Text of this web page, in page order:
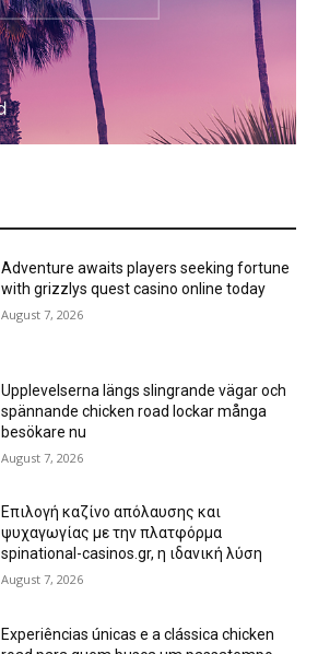
Adventure awaits players seeking fortune
with grizzlys quest casino online today
August 7, 2026
Upplevelserna längs slingrande vägar och
spännande chicken road lockar många
besökare nu
August 7, 2026
Επιλογή καζίνο απόλαυσης και
ψυχαγωγίας με την πλατφόρμα
spinational-casinos.gr, η ιδανική λύση
August 7, 2026
Experiências únicas e a clássica chicken